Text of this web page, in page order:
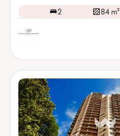
2 84 m²